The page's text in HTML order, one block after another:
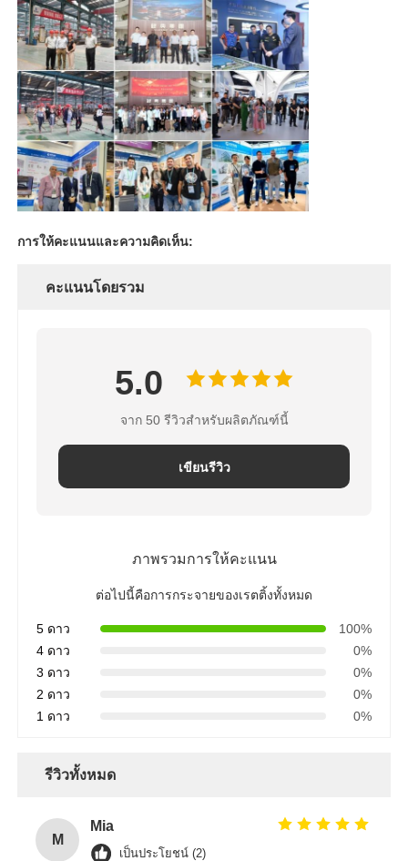
การให้คะแนนและความคิดเห็น:
คะแนนโดยรวม
5.0
จาก 50 รีวิวสำหรับผลิตภัณฑ์นี้
เขียนรีวิว
ภาพรวมการให้คะแนน
ต่อไปนี้คือการกระจายของเรตติ้งทั้งหมด
5 ดาว
100%
4 ดาว
0%
3 ดาว
0%
2 ดาว
0%
1 ดาว
0%
รีวิวทั้งหมด
M
Mia
เป็นประโยชน์ (2)